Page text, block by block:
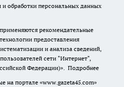
обработки персональных данных
рекомендательные
предоставления
и анализа сведений,
сети "Интернет",
Федерации)». Подробнее
портале «www.gazeta45.com»